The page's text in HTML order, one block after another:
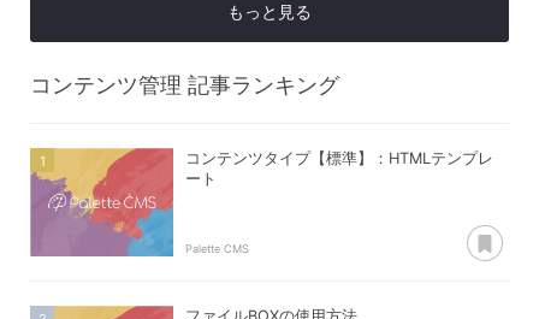
もっと見る
コンテンツ管理 記事ランキング
コンテンツタイプ【標準】：HTMLテンプレ
ート
Palette CMS